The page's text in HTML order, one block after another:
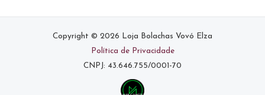
Copyright © 2026 Loja Bolachas Vovó Elza
Política de Privacidade
CNPJ: 43.646.755/0001-70